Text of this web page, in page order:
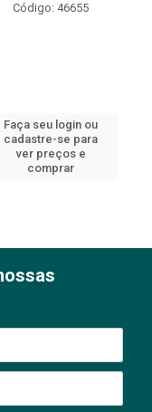
Código: 46655
Faça seu login ou
cadastre-se para
ver preços e
comprar